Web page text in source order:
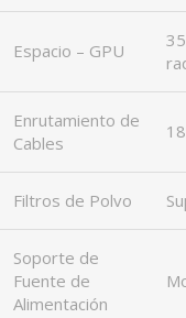
Espacio – GPU
Enrutamiento de
Cables
Filtros de Polvo
Soporte de
Fuente de
Alimentación